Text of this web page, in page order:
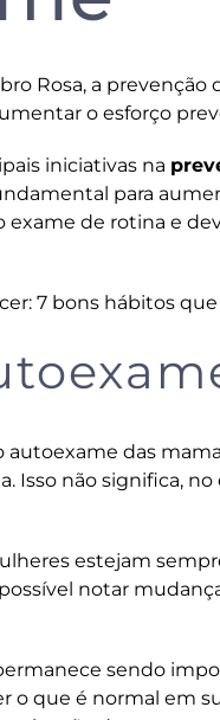
Rosa, a
o esforço
iniciativas na
para
de rotina e
7 bons hábitos
das
Isso não significa,
estejam
notar
sendo
o que é normal em